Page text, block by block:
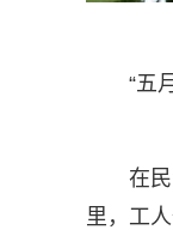
“五
在
里，工